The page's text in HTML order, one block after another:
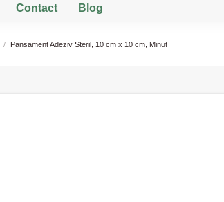
Contact Blog
Pansament Adeziv Steril, 10 cm x 10 cm, Minut